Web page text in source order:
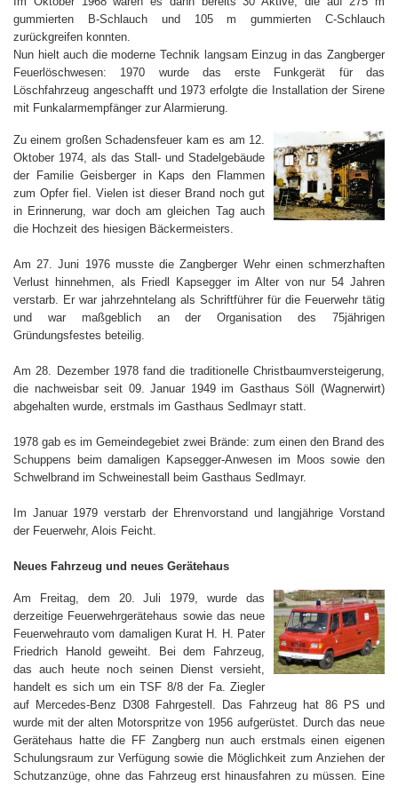
gummierten B-Schlauch und 105 m gummierten C-Schlauch
zurückgreifen konnten.
Nun hielt auch die moderne Technik langsam Einzug in das Zangberger
Feuerlöschwesen: 1970 wurde das erste Funkgerät für das
Löschfahrzeug angeschafft und 1973 erfolgte die Installation der Sirene
mit Funkalarmempfänger zur Alarmierung.
Zu einem großen Schadensfeuer kam es am 12.
Oktober 1974, als das Stall- und Stadelgebäude
der Familie Geisberger in Kaps den Flammen
zum Opfer fiel. Vielen ist dieser Brand noch gut
in Erinnerung, war doch am gleichen Tag auch
die Hochzeit des hiesigen Bäckermeisters.
Am 27. Juni 1976 musste die Zangberger Wehr einen schmerzhaften
Verlust hinnehmen, als Friedl Kapsegger im Alter von nur 54 Jahren
verstarb. Er war jahrzehntelang als Schriftführer für die Feuerwehr tätig
und war maßgeblich an der Organisation des 75jährigen
Gründungsfestes beteilig.
Am 28. Dezember 1978 fand die traditionelle Christbaumversteigerung,
die nachweisbar seit 09. Januar 1949 im Gasthaus Söll (Wagnerwirt)
abgehalten wurde, erstmals im Gasthaus Sedlmayr statt.
1978 gab es im Gemeindegebiet zwei Brände: zum einen den Brand des
Schuppens beim damaligen Kapsegger-Anwesen im Moos sowie den
Schwelbrand im Schweinestall beim Gasthaus Sedlmayr.
Im Januar 1979 verstarb der Ehrenvorstand und langjährige Vorstand
der Feuerwehr, Alois Feicht.
Neues Fahrzeug und neues Gerätehaus
Am Freitag, dem 20. Juli 1979, wurde das
derzeitige Feuerwehrgerätehaus sowie das neue
Feuerwehrauto vom damaligen Kurat H. H. Pater
Friedrich Hanold geweiht. Bei dem Fahrzeug,
das auch heute noch seinen Dienst versieht,
handelt es sich um ein TSF 8/8 der Fa. Ziegler
auf Mercedes-Benz D308 Fahrgestell. Das Fahrzeug hat 86 PS und
wurde mit der alten Motorspritze von 1956 aufgerüstet. Durch das neue
Gerätehaus hatte die FF Zangberg nun auch erstmals einen eigenen
Schulungsraum zur Verfügung sowie die Möglichkeit zum Anziehen der
Schutzanzüge, ohne das Fahrzeug erst hinausfahren zu müssen. Eine